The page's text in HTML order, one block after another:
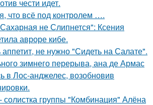
чести идет.
что всё под контролем ….
не Слипнется": Ксения
авроре кибе.
не нужно "Сидеть на Салате".
зимнего перерыва, ана де Армас
в Лос-анджелес, возобновив
солистка группы "Комбинация" Алёна